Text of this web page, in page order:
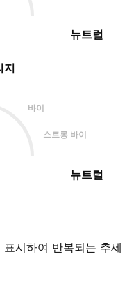
뉴트럴
지
바이
스트롱 바이
뉴트럴
시하여 반복되는 추세